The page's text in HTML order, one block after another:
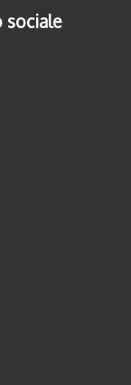
sociale